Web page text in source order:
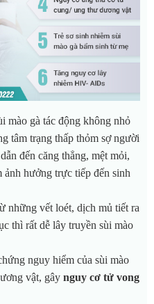
mào gà tác động không nhỏ
tâm trạng thấp thỏm sợ người
đến căng thẳng, mệt mỏi,
ảnh hưởng trực tiếp đến sinh
những vết loét, dịch mủ tiết ra
thì rất dễ lây truyền sùi mào
nguy hiểm của sùi mào
vật, gây nguy cơ tử vong